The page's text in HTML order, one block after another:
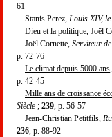
61
Stanis Perez, Louis XIV,
Dieu et la politique , Joël
Joël Cornette, Serviteur
p. 72-76
Le climat depuis 5000 ans
p. 42-45
Mille ans de croissance
Siècle ; 239 , p. 56-57
Jean-Christian Petitfils,
236 , p. 88-92